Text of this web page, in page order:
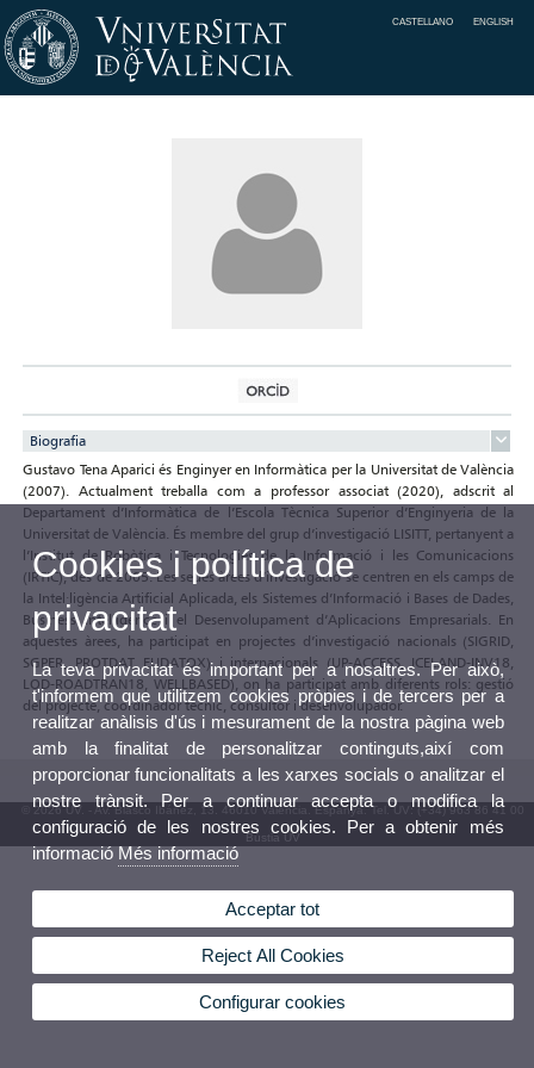
CASTELLANO ENGLISH
Biografia
Gustavo Tena Aparici és Enginyer en Informàtica per la Universitat de València
(2007). Actualment treballa com a professor associat (2020), adscrit al
Departament d’Informàtica de l’Escola Tècnica Superior d’Enginyeria de la
Universitat de València. És membre del grup d’investigació LISITT, pertanyent a
l’Institut de Robòtica i Tecnologies de la Informació i les Comunicacions
(IRTIC), des de 2005. Les seues àrees d’investigació se centren en els camps de
la Intel·ligència Artificial Aplicada, els Sistemes d’Informació i Bases de Dades,
Business Intelligence i el Desenvolupament d’Aplicacions Empresarials. En
aquestes àrees, ha participat en projectes d’investigació nacionals (SIGRID,
SGPER, PROTDAT, EUDATOX) i internacionals (UP-ACCESS, ICELAND-INV18,
LOD-ROADTRAN18, WELLBASED), on ha participat amb diferents rols: gestió
del projecte, coordinador tècnic, consultor i desenvolupador.
© 2026 UV. - Av. Blasco Ibáñez, 13. 46010 València. Espanya. Tel. UV: (+34) 963 86 41 00
Bústia UV
Cookies i política de
privacitat
La teva privacitat és important per a nosaltres. Per això,
t'informem que utilitzem cookies pròpies i de tercers per a
realitzar anàlisis d'ús i mesurament de la nostra pàgina web
amb la finalitat de personalitzar continguts,així com
proporcionar funcionalitats a les xarxes socials o analitzar el
nostre trànsit. Per a continuar accepta o modifica la
configuració de les nostres cookies. Per a obtenir més
informacióMés informació
Acceptar tot
Reject All Cookies
Configurar cookies